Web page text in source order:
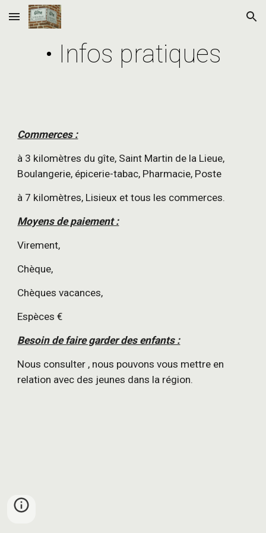
Skip to main content Skip to navigation
• Infos pratiques
Commerces :
à 3 kilomètres du gîte, Saint Martin de la Lieue,
Boulangerie, épicerie-tabac, Pharmacie, Poste
à 7 kilomètres, Lisieux et tous les commerces.
Moyens de paiement :
Virement,
Chèque,
Chèques vacances,
Espèces €
Besoin de faire garder des enfants :
Nous consulter , nous pouvons vous mettre en
relation avec des jeunes dans la région.